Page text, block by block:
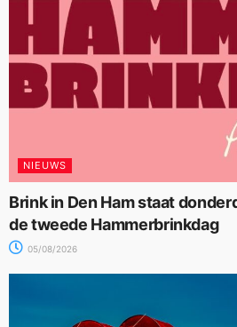
NIEUWS
Brink in Den Ham staat
de tweede Hammerbrinkdag
05/08/2026